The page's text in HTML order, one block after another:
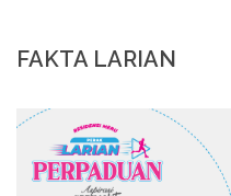
FAKTA LARIAN